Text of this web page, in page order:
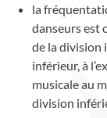
la
danseurs est
de la division
inférieur, à
musicale au
division